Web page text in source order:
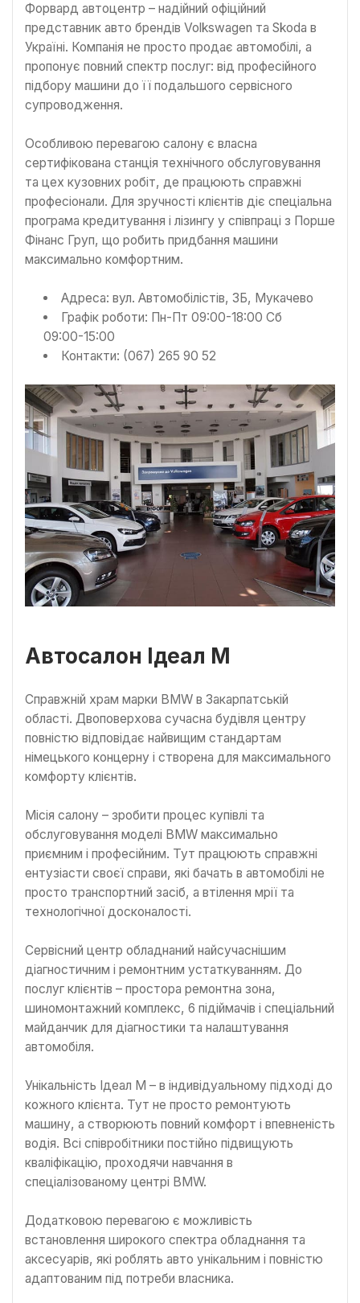
Форвард автоцентр – надійний офіційний
представник авто брендів Volkswagen та Skoda в
Україні. Компанія не просто продає автомобілі, а
пропонує повний спектр послуг: від професійного
підбору машини до її подальшого сервісного
супроводження.
Особливою перевагою салону є власна
сертифікована станція технічного обслуговування
та цех кузовних робіт, де працюють справжні
професіонали. Для зручності клієнтів діє спеціальна
програма кредитування і лізингу у співпраці з Порше
Фінанс Груп, що робить придбання машини
максимально комфортним.
Адреса: вул. Автомобілістів, 3Б, Мукачево
Графік роботи: Пн-Пт 09:00-18:00 Сб
09:00-15:00
Контакти: (067) 265 90 52
Автосалон Ідеал М
Справжній храм марки BMW в Закарпатській
області. Двоповерхова сучасна будівля центру
повністю відповідає найвищим стандартам
німецького концерну і створена для максимального
комфорту клієнтів.
Місія салону – зробити процес купівлі та
обслуговування моделі BMW максимально
приємним і професійним. Тут працюють справжні
ентузіасти своєї справи, які бачать в автомобілі не
просто транспортний засіб, а втілення мрії та
технологічної досконалості.
Сервісний центр обладнаний найсучаснішим
діагностичним і ремонтним устаткуванням. До
послуг клієнтів – простора ремонтна зона,
шиномонтажний комплекс, 6 підіймачів і спеціальний
майданчик для діагностики та налаштування
автомобіля.
Унікальність Ідеал М – в індивідуальному підході до
кожного клієнта. Тут не просто ремонтують
машину, а створюють повний комфорт і впевненість
водія. Всі співробітники постійно підвищують
кваліфікацію, проходячи навчання в
спеціалізованому центрі BMW.
Додатковою перевагою є можливість
встановлення широкого спектра обладнання та
аксесуарів, які роблять авто унікальним і повністю
адаптованим під потреби власника.